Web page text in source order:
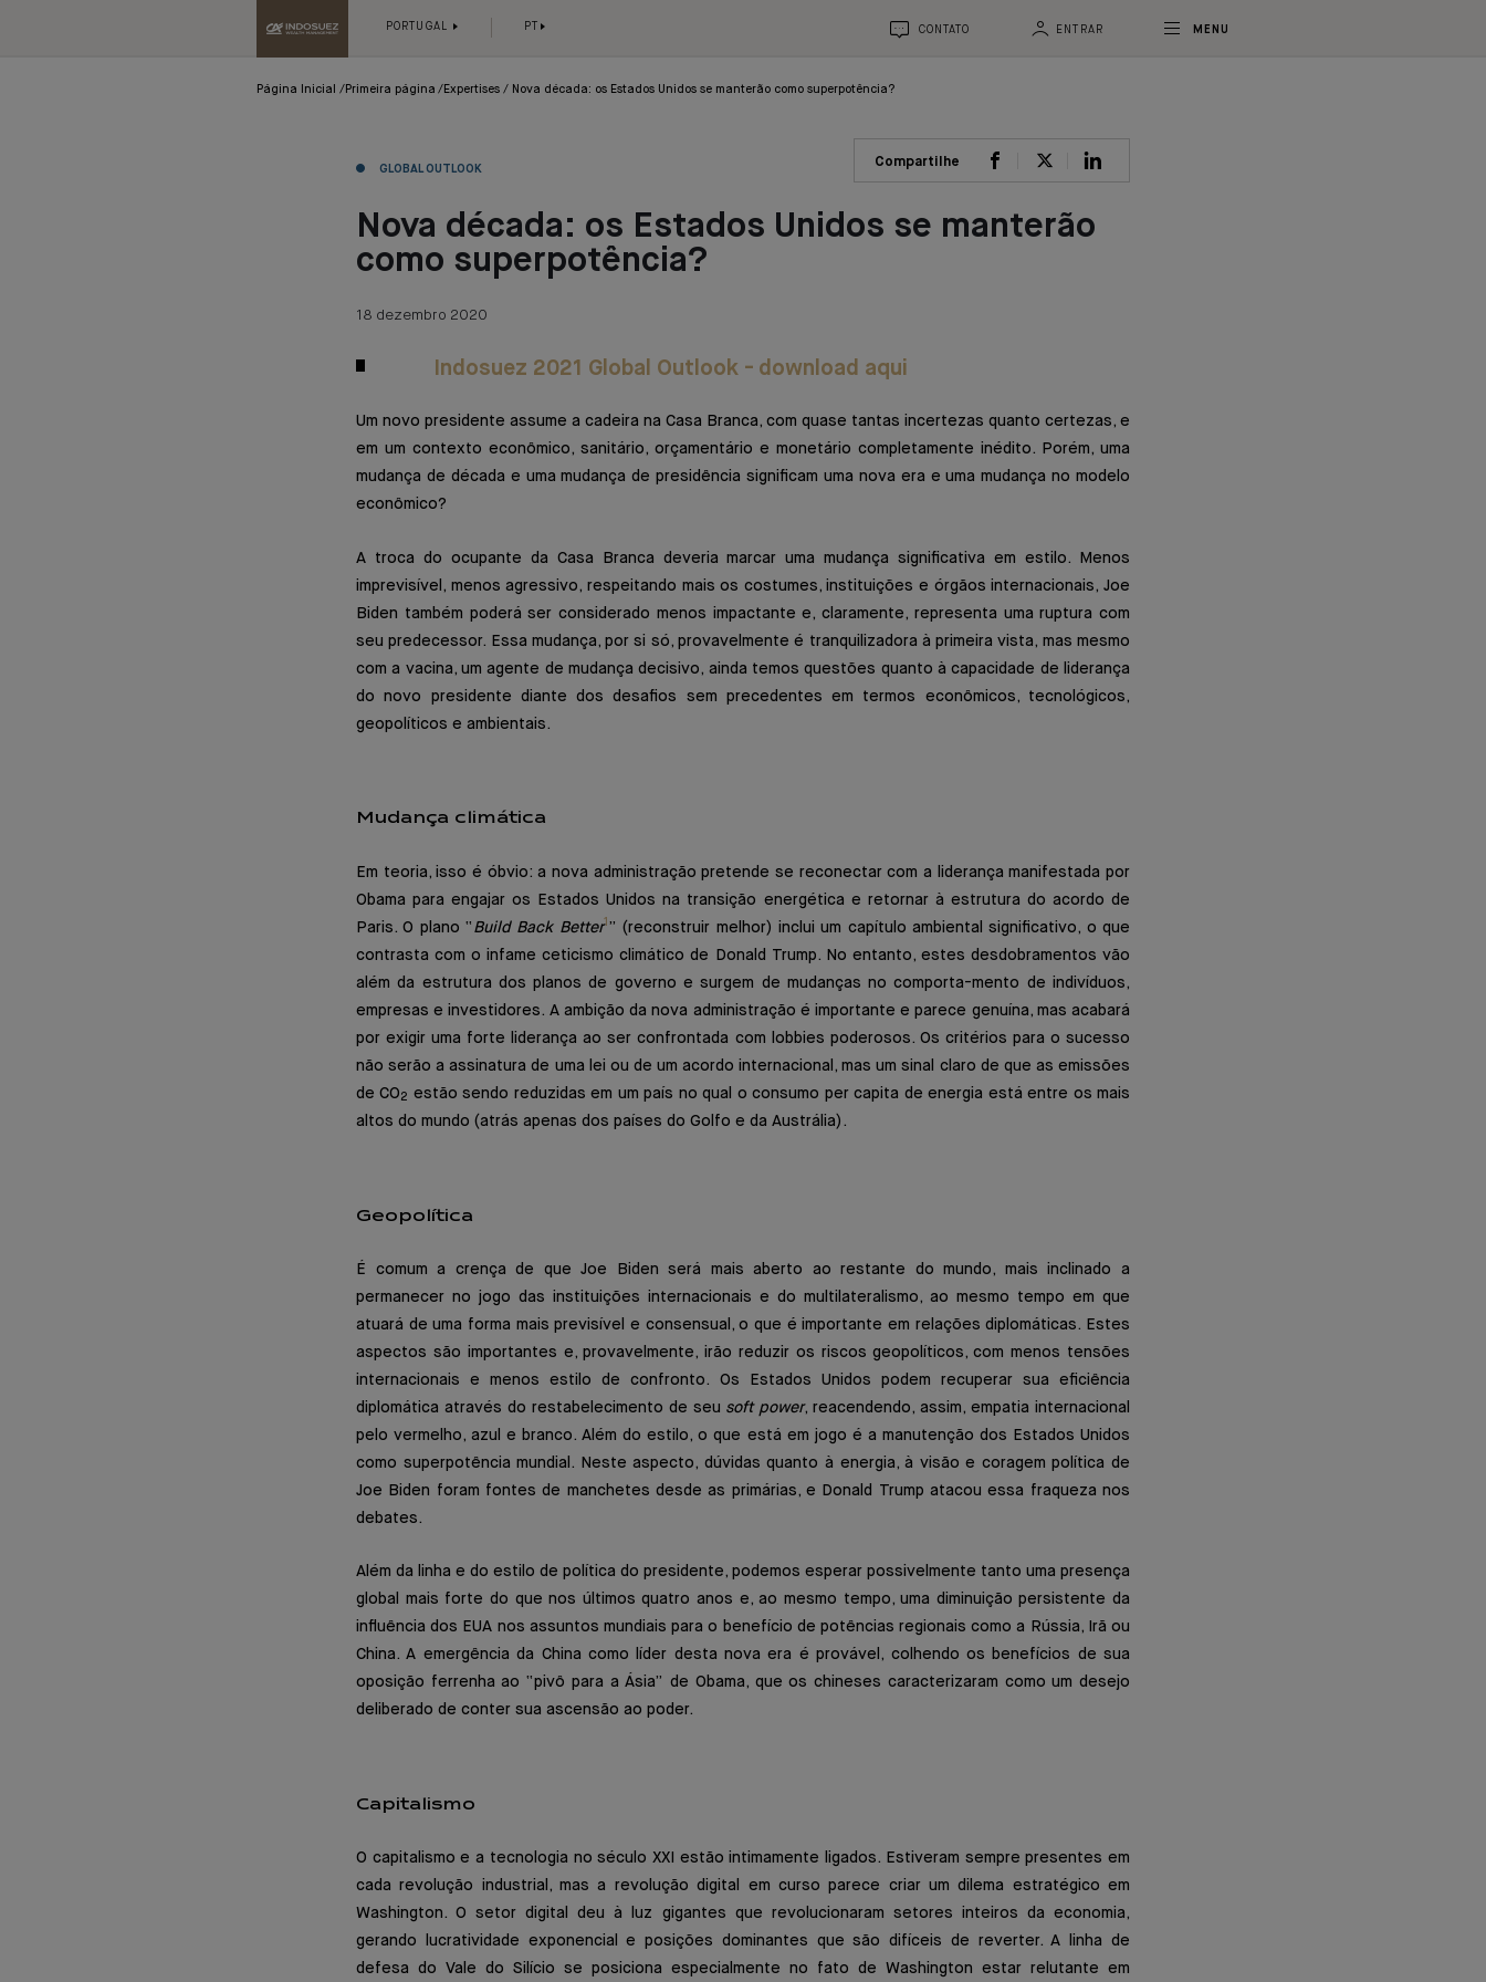
PORTUGAL PT CONTATO ENTRAR MENU
Página Inicial Primeira página Expertises Nova década: os Estados Unidos se manterão como superpotência?
GLOBAL OUTLOOK Compartilhe
Nova década: os Estados Unidos se manterão
como superpotência?
18 dezembro 2020
Indosuez 2021 Global Outlook - download aqui
Um novo presidente assume a cadeira na Casa Branca, com quase tantas incertezas quanto certezas, e
em um contexto econômico, sanitário, orçamentário e monetário completamente inédito. Porém, uma
mudança de década e uma mudança de presidência significam uma nova era e uma mudança no modelo
econômico?
A troca do ocupante da Casa Branca deveria marcar uma mudança significativa em estilo. Menos
imprevisível, menos agressivo, respeitando mais os costumes, instituições e órgãos internacionais, Joe
Biden também poderá ser considerado menos impactante e, claramente, representa uma ruptura com
seu predecessor. Essa mudança, por si só, provavelmente é tranquilizadora à primeira vista, mas mesmo
com a vacina, um agente de mudança decisivo, ainda temos questões quanto à capacidade de liderança
do novo presidente diante dos desafios sem precedentes em termos econômicos, tecnológicos,
geopolíticos e ambientais.
Mudança climática
Em teoria, isso é óbvio: a nova administração pretende se reconectar com a liderança manifestada por
Obama para engajar os Estados Unidos na transição energética e retornar à estrutura do acordo de
Paris. O plano “ Build Back Better1 ” (reconstruir melhor) inclui um capítulo ambiental significativo, o que
contrasta com o infame ceticismo climático de Donald Trump. No entanto, estes desdobramentos vão
além da estrutura dos planos de governo e surgem de mudanças no comporta-mento de indivíduos,
empresas e investidores. A ambição da nova administração é importante e parece genuína, mas acabará
por exigir uma forte liderança ao ser confrontada com lobbies poderosos. Os critérios para o sucesso
não serão a assinatura de uma lei ou de um acordo internacional, mas um sinal claro de que as emissões
de CO 2 estão sendo reduzidas em um país no qual o consumo per capita de energia está entre os mais
altos do mundo (atrás apenas dos países do Golfo e da Austrália).
Geopolítica
É comum a crença de que Joe Biden será mais aberto ao restante do mundo, mais inclinado a
permanecer no jogo das instituições internacionais e do multilateralismo, ao mesmo tempo em que
atuará de uma forma mais previsível e consensual, o que é importante em relações diplomáticas. Estes
aspectos são importantes e, provavelmente, irão reduzir os riscos geopolíticos, com menos tensões
internacionais e menos estilo de confronto. Os Estados Unidos podem recuperar sua eficiência
diplomática através do restabelecimento de seu soft power, reacendendo, assim, empatia internacional
pelo vermelho, azul e branco. Além do estilo, o que está em jogo é a manutenção dos Estados Unidos
como superpotência mundial. Neste aspecto, dúvidas quanto à energia, à visão e coragem política de
Joe Biden foram fontes de manchetes desde as primárias, e Donald Trump atacou essa fraqueza nos
debates.
Além da linha e do estilo de política do presidente, podemos esperar possivelmente tanto uma presença
global mais forte do que nos últimos quatro anos e, ao mesmo tempo, uma diminuição persistente da
influência dos EUA nos assuntos mundiais para o benefício de potências regionais como a Rússia, Irã ou
China. A emergência da China como líder desta nova era é provável, colhendo os benefícios de sua
oposição ferrenha ao “pivô para a Ásia” de Obama, que os chineses caracterizaram como um desejo
deliberado de conter sua ascensão ao poder.
Capitalismo
O capitalismo e a tecnologia no século XXI estão intimamente ligados. Estiveram sempre presentes em
cada revolução industrial, mas a revolução digital em curso parece criar um dilema estratégico em
Washington. O setor digital deu à luz gigantes que revolucionaram setores inteiros da economia,
gerando lucratividade exponencial e posições dominantes que são difíceis de reverter. A linha de
defesa do Vale do Silício se posiciona especialmente no fato de Washington estar relutante em